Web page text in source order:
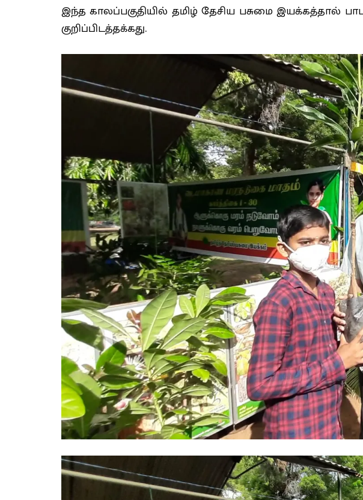
இந்த காலப்பகுதியில் தமிழ் தேசிய பசுமை
குறிப்பிடத்தக்கது.